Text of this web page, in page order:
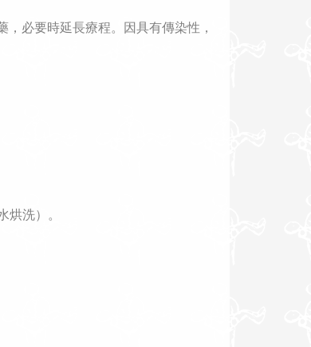
必要時延長療程。因具有傳染性，
洗）。